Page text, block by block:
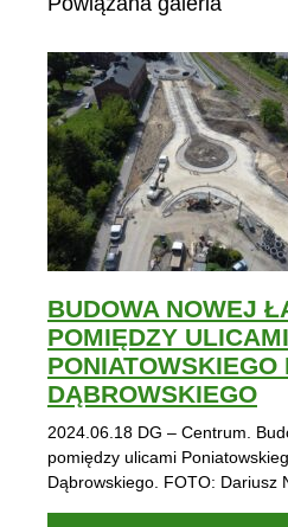
BUDOWA NOWEJ
POMIĘDZY ULICAMI
DĄBROWSKIEGO
2024.06.18 DG – Centrum.
pomiędzy ulicami
Dąbrowskiego. FOTO: Dariusz